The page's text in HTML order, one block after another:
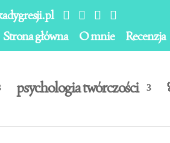
Strona główna
O mnie Recenzja
psychologia twórczości